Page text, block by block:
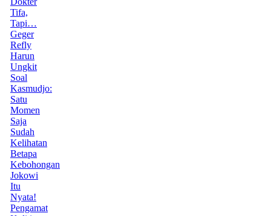
Tifa,
Tapi…
Geger
Refly
Harun
Ungkit
Soal
Kasmudjo:
Satu
Momen
Saja
Sudah
Kelihatan
Betapa
Kebohongan
Jokowi
Itu
Nyata!
Pengamat